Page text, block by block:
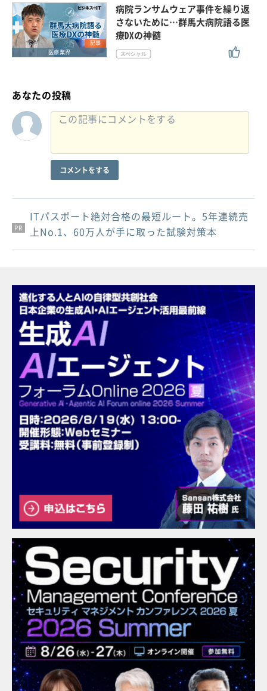
記事
医療業界
病院ランサムウェア事件を繰り返
さないために…群馬大病院語る医
療DXの神髄
あなたの投稿
コメントをする
PR
PR
PR
ITパスポート絶対合格の最短ルート。5年連続売
上No.1、60万人が手に取った試験対策本